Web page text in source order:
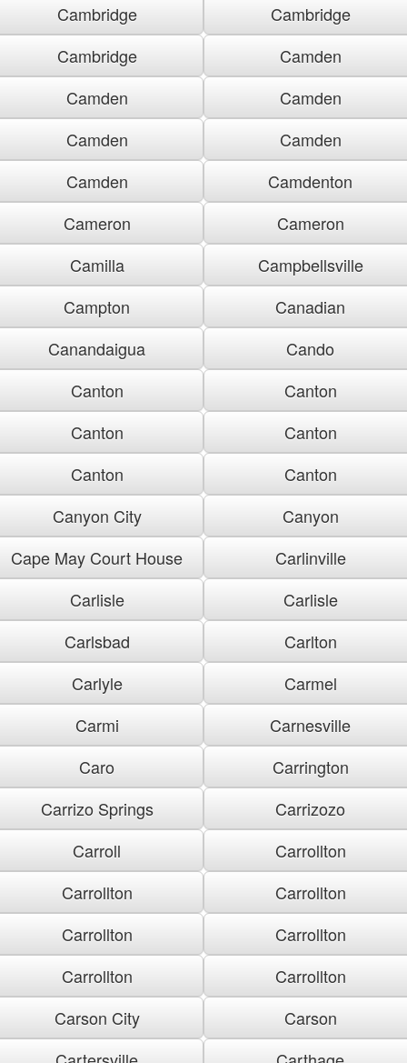
Cambridge
Cambridge
Cambridge
Camden
Camden
Camden
Camden
Camden
Camden
Camdenton
Cameron
Cameron
Camilla
Campbellsville
Campton
Canadian
Canandaigua
Cando
Canton
Canton
Canton
Canton
Canton
Canton
Canyon City
Canyon
Cape May Court House
Carlinville
Carlisle
Carlisle
Carlsbad
Carlton
Carlyle
Carmel
Carmi
Carnesville
Caro
Carrington
Carrizo Springs
Carrizozo
Carroll
Carrollton
Carrollton
Carrollton
Carrollton
Carrollton
Carrollton
Carrollton
Carson City
Carson